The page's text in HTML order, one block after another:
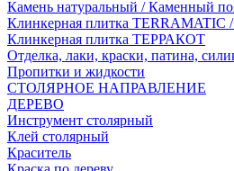
Камень натуральный / Каменный
Клинкерная плитка TERRAMATIC /
Клинкерная плитка ТЕРРАКОТ
Отделка, лаки, краски, патина,
Пропитки и жидкости
СТОЛЯРНОЕ НАПРАВЛЕНИЕ
ДЕРЕВО
Инструмент столярный
Клей столярный
Краситель